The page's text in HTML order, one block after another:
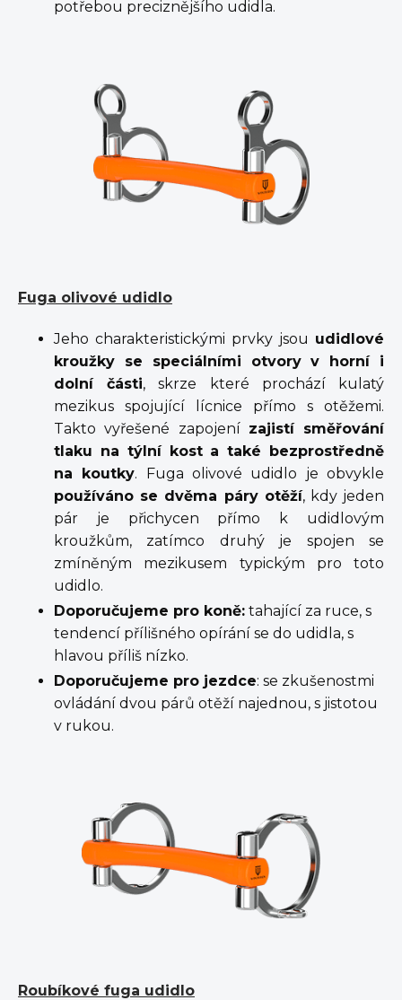
potřebou preciznějšího udidla.
Fuga olivové udidlo
Jeho charakteristickými prvky jsou udidlové
kroužky se speciálními otvory v horní i
dolní části, skrze které prochází kulatý
mezikus spojující lícnice přímo s otěžemi.
Takto vyřešené zapojení zajistí směřování
tlaku na týlní kost a také bezprostředně
na koutky. Fuga olivové udidlo je obvykle
používáno se dvěma páry otěží, kdy jeden
pár je přichycen přímo k udidlovým
kroužkům, zatímco druhý je spojen se
zmíněným mezikusem typickým pro toto
udidlo.
Doporučujeme pro koně: tahající za ruce, s
tendencí přílišného opírání se do udidla, s
hlavou příliš nízko.
Doporučujeme pro jezdce: se zkušenostmi
ovládání dvou párů otěží najednou, s jistotou
v rukou.
Roubíkové fuga udidlo